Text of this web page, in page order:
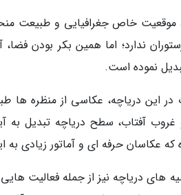
خاص جغرافیایی و طبیعت
ندارد؛ اما همین بکر بودن
نموده است.
در این دریاچه، عکاسی از منظره
و غروب آفتاب، سطح دریاچه تبدیل
عکاسان حرفه ای و آماتور زیادی
های دریاچه نیز از جمله فعالیت